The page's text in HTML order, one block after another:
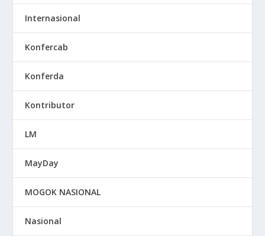
Internasional
Konfercab
Konferda
Kontributor
LM
MayDay
MOGOK NASIONAL
Nasional